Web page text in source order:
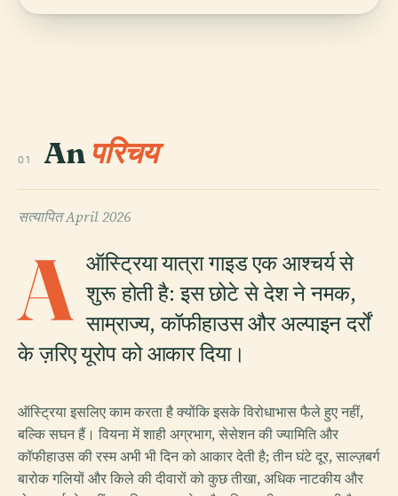
01 An परिचय
सत्यापितApril 2026
A ऑस्ट्रिया यात्रा गाइड एक आश्चर्य से
शुरू होती है: इस छोटे से देश ने नमक,
साम्राज्य, कॉफीहाउस और अल्पाइन दर्रों
के ज़रिए यूरोप को आकार दिया।
ऑस्ट्रिया इसलिए काम करता है क्योंकि इसके विरोधाभास फैले हुए नहीं,
बल्कि सघन हैं। वियना में शाही अग्रभाग, सेसेशन की ज्यामिति और
कॉफीहाउस की रस्म अभी भी दिन को आकार देती है; तीन घंटे दूर, साल्ज़बर्ग
बारोक गलियों और किले की दीवारों को कुछ तीखा, अधिक नाटकीय और